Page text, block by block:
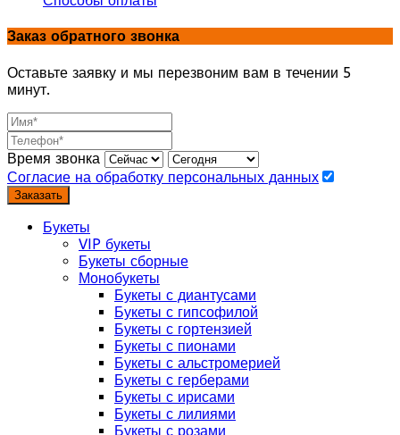
Заказ обратного звонка
Оставьте заявку и мы перезвоним вам в течении 5
минут.
Время звонка
Согласие на обработку персональных данных
Заказать
Букеты
VIP букеты
Букеты сборные
Монобукеты
Букеты с диантусами
Букеты с гипсофилой
Букеты с гортензией
Букеты с пионами
Букеты с альстромерией
Букеты с герберами
Букеты с ирисами
Букеты с лилиями
Букеты с розами